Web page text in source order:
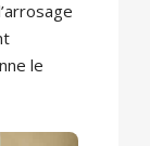
le